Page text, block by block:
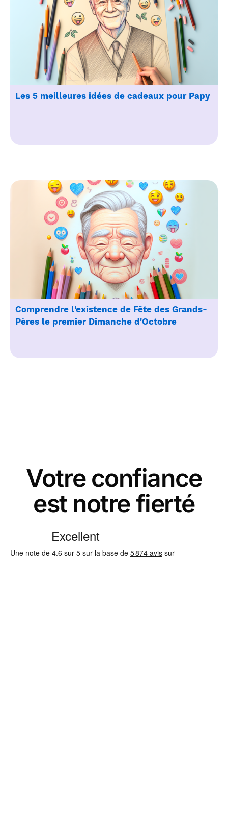
Les 5 meilleures idées de cadeaux pour Papy
Comprendre l'existence de Fête des Grands-
Pères le premier Dimanche d'Octobre
Votre confiance
est notre fierté